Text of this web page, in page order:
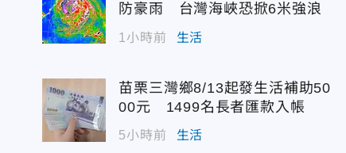
防豪雨 台灣海峽恐掀6米強浪
1小時前 生活
苗栗三灣鄉8/13起發生活補助50
00元 1499名長者匯款入帳
5小時前 生活